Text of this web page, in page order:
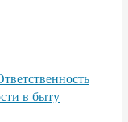
в быту